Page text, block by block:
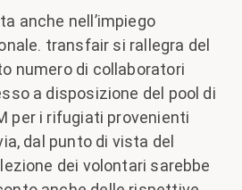
anche nell’impiego
transfair si rallegra del
numero di collaboratori
a disposizione del pool di
per i rifugiati provenienti
dal punto di vista del
dei volontari sarebbe